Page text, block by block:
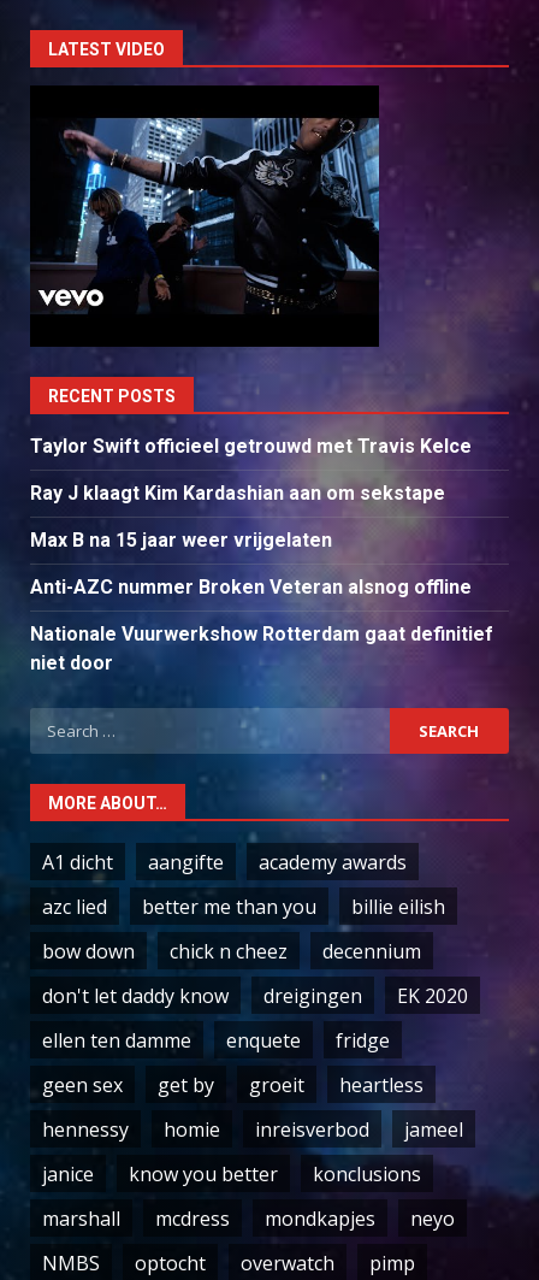
LATEST VIDEO
RECENT POSTS
Taylor Swift officieel getrouwd met Travis Kelce
Ray J klaagt Kim Kardashian aan om sekstape
Max B na 15 jaar weer vrijgelaten
Anti-AZC nummer Broken Veteran alsnog offline
Nationale Vuurwerkshow Rotterdam gaat definitief
niet door
Search
for:
MORE ABOUT…
A1 dicht aangifte
academy awards
azc lied
better me than you
billie eilish
bow down
chick n cheez
decennium
don't let daddy know
dreigingen
EK 2020
ellen ten damme
enquete
fridge
geen sex
get by groeit
heartless
hennessy
homie inreisverbod
jameel
janice
know you better
konclusions
marshall
mcdress mondkapjes
neyo
NMBS
optocht overwatch pimp